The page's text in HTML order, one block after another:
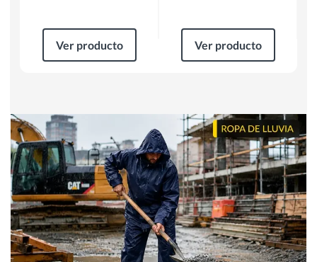
Ver producto Ver producto